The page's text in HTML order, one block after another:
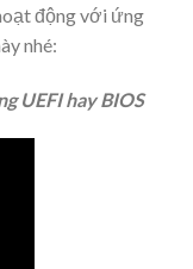
động với ứng
nhé:
UEFI hay BIOS